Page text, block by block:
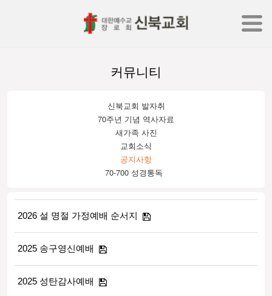
커뮤니티
신북교회 발자취
70주년 기념 역사자료
새가족 사진
교회소식
공지사항
70-700 성경통독
2026 설 명절 가정예배 순서지
2025 송구영신예배
2025 성탄감사예배